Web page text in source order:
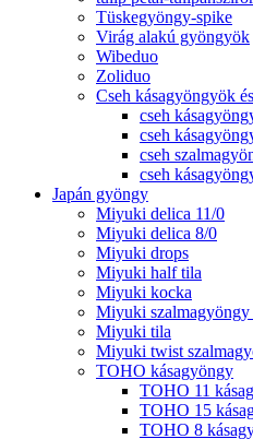
Tüskegyöngy-spike
Virág alakú gyöngyök
Wibeduo
Zoliduo
Cseh kásagyöngyök
cseh
cseh
cseh
cseh
Japán gyöngy
Miyuki delica 11/0
Miyuki delica 8/0
Miyuki drops
Miyuki half tila
Miyuki kocka
Miyuki szalmagyöngy
Miyuki tila
Miyuki twist
TOHO kásagyöngy
TOHO 11
TOHO 15
TOHO 8